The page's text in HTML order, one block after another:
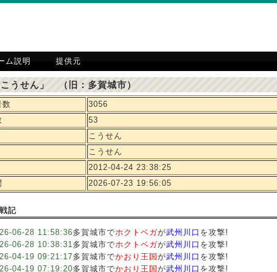
ム説明 提供元
うせん」 （旧：多賀城市）
数
3056
53
こうせん
こうせん
2012-04-24 23:38:25
2026-07-23 19:56:05
記
06-28 11:58:36多賀城市でホクトベガが武州川口 を攻撃!
06-28 10:38:31多賀城市でホクトベガが武州川口 を攻撃!
04-19 09:21:17多賀城市でかおり王国 が武州川口 を攻撃!
04-19 07:19:20多賀城市でかおり王国 が武州川口 を攻撃!